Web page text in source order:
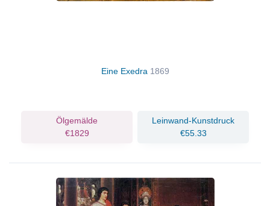
Eine Exedra 1869
Ölgemälde
€1829
Leinwand-Kunstdruck
€55.33